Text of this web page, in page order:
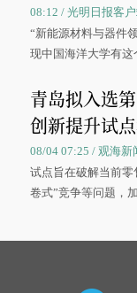
08:12 / 光明日报客
“新能源材料与器件
现中国海洋大学有
大学材料科学与工
青岛拟入选
创新提升试
08/04 07:25 / 观海新
试点旨在破解当前
卷式”竞争等问题，